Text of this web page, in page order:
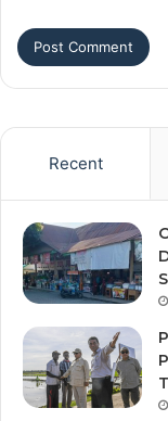
Recent